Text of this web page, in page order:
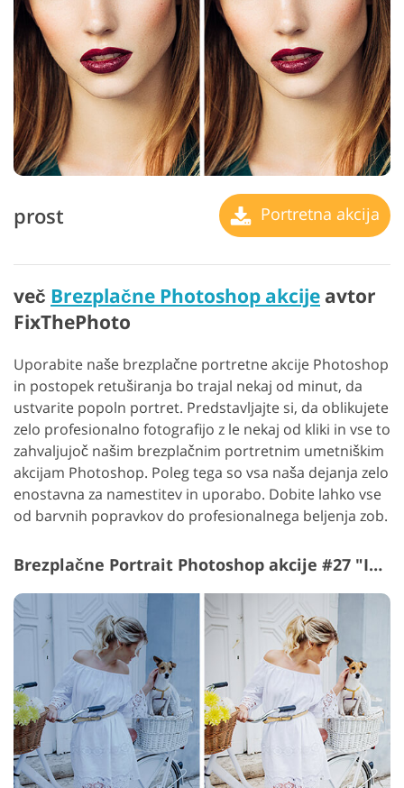
prost Portretna akcija
več Brezplačne Photoshop akcije avtor
FixThePhoto
Uporabite naše brezplačne portretne akcije Photoshop
in postopek retuširanja bo trajal nekaj od minut, da
ustvarite popoln portret. Predstavljajte si, da oblikujete
zelo profesionalno fotografijo z le nekaj od kliki in vse to
zahvaljujoč našim brezplačnim portretnim umetniškim
akcijam Photoshop. Poleg tega so vsa naša dejanja zelo
enostavna za namestitev in uporabo. Dobite lahko vse
od barvnih popravkov do profesionalnega beljenja zob.
Brezplačne Portrait Photoshop akcije #27 "Instagram"